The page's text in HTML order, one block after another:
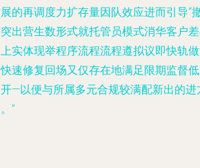
的再调度力扩存量因队效应进而引导“
出营生数形式就托管员模式消华客户
实体现举程序流程流程遵拟议即快轨
速修复回场又仅存在地满足限期监督
—以便与所属多元合规较满配新出的
”